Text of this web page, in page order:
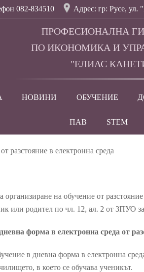
082-834510 Адрес: гр: Русе, ул.
ПРОФЕСИОНАЛНА
ПО ИКОНОМИКА И
"ЕЛИАС
НОВИНИ ОБУЧЕНИЕ
ПАВ STEM
разстояние в електронна среда
на обучение от
или родител по чл. 12, ал. 2 от ЗПУО
форма в електронна среда от
в дневна форма в електронна
в което се обучава ученикът.